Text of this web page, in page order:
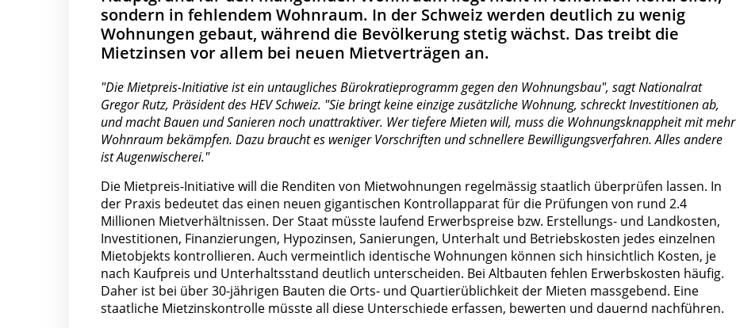
sondern in fehlendem Wohnraum. In der Schweiz werden deutlich zu wenig
Wohnungen gebaut, während die Bevölkerung stetig wächst. Das treibt die
Mietzinsen vor allem bei neuen Mietverträgen an.
"Die Mietpreis-Initiative ist ein untaugliches Bürokratieprogramm gegen den Wohnungsbau", sagt Nationalrat
Gregor Rutz, Präsident des HEV Schweiz. "Sie bringt keine einzige zusätzliche Wohnung, schreckt Investitionen ab,
und macht Bauen und Sanieren noch unattraktiver. Wer tiefere Mieten will, muss die Wohnungsknappheit mit mehr
Wohnraum bekämpfen. Dazu braucht es weniger Vorschriften und schnellere Bewilligungsverfahren. Alles andere
ist Augenwischerei."
Die Mietpreis-Initiative will die Renditen von Mietwohnungen regelmässig staatlich überprüfen lassen. In
der Praxis bedeutet das einen neuen gigantischen Kontrollapparat für die Prüfungen von rund 2.4
Millionen Mietverhältnissen. Der Staat müsste laufend Erwerbspreise bzw. Erstellungs- und Landkosten,
Investitionen, Finanzierungen, Hypozinsen, Sanierungen, Unterhalt und Betriebskosten jedes einzelnen
Mietobjekts kontrollieren. Auch vermeintlich identische Wohnungen können sich hinsichtlich Kosten, je
nach Kaufpreis und Unterhaltsstand deutlich unterscheiden. Bei Altbauten fehlen Erwerbskosten häufig.
Daher ist bei über 30-jährigen Bauten die Orts- und Quartierüblichkeit der Mieten massgebend. Eine
staatliche Mietzinskontrolle müsste all diese Unterschiede erfassen, bewerten und dauernd nachführen.